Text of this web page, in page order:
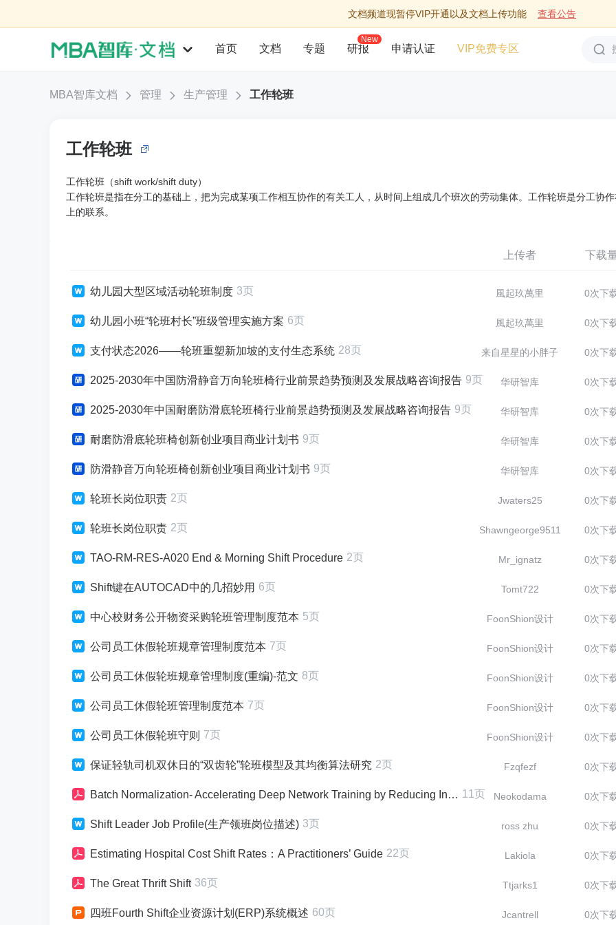
文档频道现暂停VIP开通以及文档上传功能 查看公告
首页 文档 专题 研报
New
申请认证 VIP免费专区
MBA智库文档 管理 生产管理 工作轮班
工作轮班
工作轮班（shift work/shift duty）
工作轮班是指在分工的基础上，把为完成某项工作相互协作的有关工人，从时间上组成几个班次的劳动集体。工作轮班是分工协
上的联系。
上传者 下载
幼儿园大型区域活动轮班制度 3页 風起玖萬里 0次下
幼儿园小班“轮班村长”班级管理实施方案 6页 風起玖萬里 0次下
支付状态2026——轮班重塑新加坡的支付生态系统 28页 来自星星的小胖子 0次下
2025-2030年中国防滑静音万向轮班椅行业前景趋势预测及发展战略咨询报告 9页 华研智库 0次下
2025-2030年中国耐磨防滑底轮班椅行业前景趋势预测及发展战略咨询报告 9页 华研智库 0次下
耐磨防滑底轮班椅创新创业项目商业计划书 9页 华研智库 0次下
防滑静音万向轮班椅创新创业项目商业计划书 9页 华研智库 0次下
轮班长岗位职责 2页 Jwaters25 0次下
轮班长岗位职责 2页 Shawngeorge9511 0次下
TAO-RM-RES-A020 End & Morning Shift Procedure 2页 Mr_ignatz 0次下
Shift键在AUTOCAD中的几招妙用 6页 Tomt722 0次下
中心校财务公开物资采购轮班管理制度范本 5页 FoonShion设计 0次下
公司员工休假轮班规章管理制度范本 7页 FoonShion设计 0次下
公司员工休假轮班规章管理制度(重编)-范文 8页 FoonShion设计 0次下
公司员工休假轮班管理制度范本 7页 FoonShion设计 0次下
公司员工休假轮班守则 7页 FoonShion设计 0次下
保证轻轨司机双休日的“双齿轮”轮班模型及其均衡算法研究 2页 Fzqfezf 0次下
Batch Normalization- Accelerating Deep Network Training by Reducing Internal Covariate Shift 11页 Neokodama 0次下
Shift Leader Job Profile(生产领班岗位描述) 3页 ross zhu 0次下
Estimating Hospital Cost Shift Rates：A Practitioners’ Guide 22页 Lakiola 0次下
The Great Thrift Shift 36页 Ttjarks1 0次下
四班Fourth Shift企业资源计划(ERP)系统概述 60页 Jcantrell 0次下